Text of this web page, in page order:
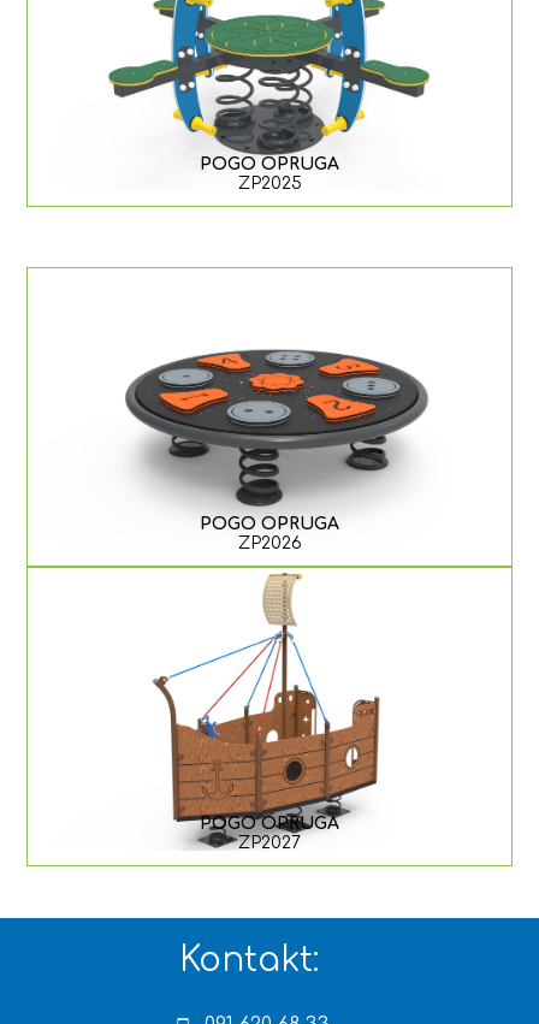
POGO OPRUGA
ZP2025
POGO OPRUGA
ZP2026
POGO OPRUGA
ZP2027
Kontakt: